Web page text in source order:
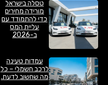
טסלה בישראל
מורידה מחירים
כדי להתמודד עם
עליית המס
ב-2026
עמדות טעינה
לרכב חשמלי – כל
מה שחשוב לדעת.